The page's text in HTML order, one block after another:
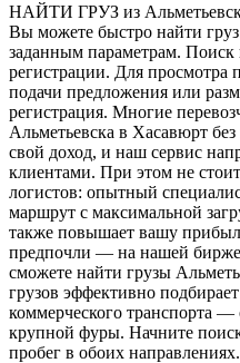
НАЙТИ ГРУЗ из
Вы можете быстро найти
заданным параметрам. Поиск
регистрации. Для просмотра
подачи предложения или
регистрация. Многие
Альметьевска в Хасавюрт
свой доход, и наш сервис
клиентами. При этом не
логистов: опытный
маршрут с максимальной
также повышает вашу
предпочли — на нашей бирже
сможете найти грузы
грузов эффективно
коммерческого транспорта —
крупной фуры. Начните
пробег в обоих направлениях.